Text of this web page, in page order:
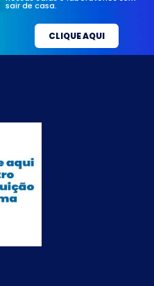
sair de casa.
CLIQUE AQUI